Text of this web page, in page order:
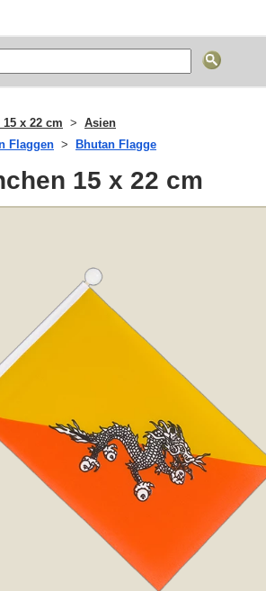
x 22 cm
Asien
Flaggen Bhutan Flagge
15 x 22 cm